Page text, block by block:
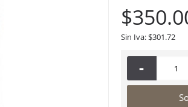
Sin Iva: $301.72
-